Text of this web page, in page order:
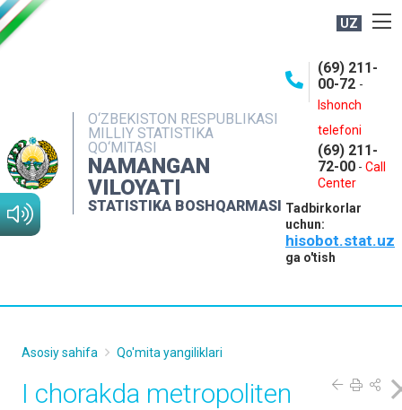
UZ
O‘ZBEKISTON RESPUBLIKASI
MILLIY STATISTIKA
QO‘MITASI
NAMANGAN
VILOYATI
STATISTIKA BOSHQARMASI
(69) 211-
00-72 -
Ishonch
telefoni
(69) 211-
72-00 - Call
Center
Tadbirkorlar
uchun:
hisobot.stat.uz
ga o'tish
NASHRLAR
INTERAKTIV XIZMATLAR
MATBUOT XIZMATI
MUROJAATLAR
Asosiy sahifa Qo'mita yangiliklari
I chorakda metropoliten